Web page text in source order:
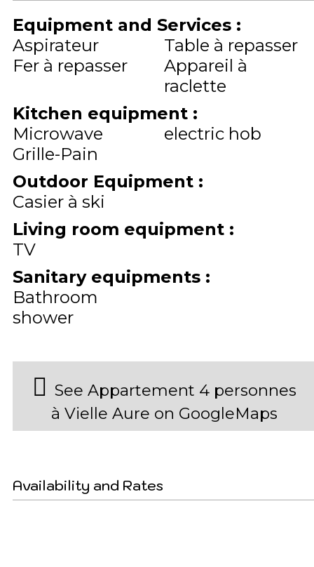
Equipment and Services :
Aspirateur
Table à repasser
Fer à repasser
Appareil à
raclette
Kitchen equipment :
Microwave
electric hob
Grille-Pain
Outdoor Equipment :
Casier à ski
Living room equipment :
TV
Sanitary equipments :
Bathroom
shower
See Appartement 4 personnes
à Vielle Aure on GoogleMaps
Availability and Rates